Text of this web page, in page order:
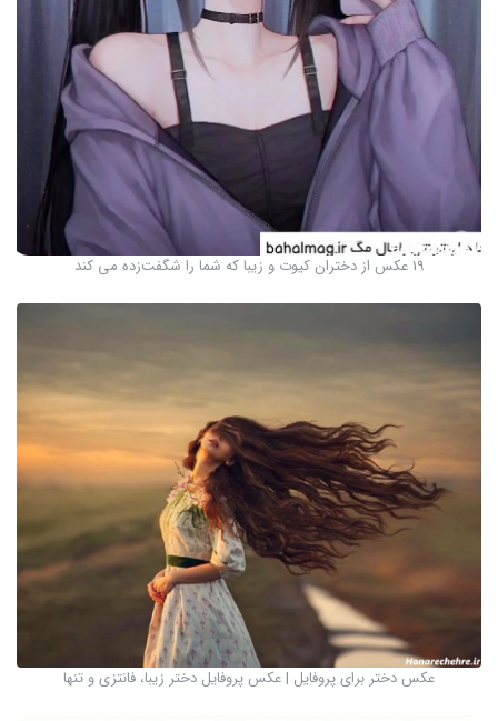
19 عکس از دختران کیوت و زیبا که شما را شگفت‌زده می کند
عکس دختر برای پروفایل | عکس پروفایل دختر زیبا، فانتزی و تنها